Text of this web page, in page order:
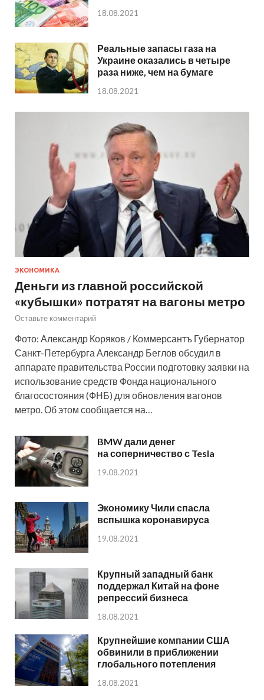
18.08.2021
Реальные запасы газа на
Украине оказались в четыре
раза ниже, чем на бумаге
18.08.2021
ЭКОНОМИКА
Деньги из главной российской
«кубышки» потратят на вагоны метро
Оставьте комментарий
Фото: Александр Коряков / Коммерсантъ Губернатор
Санкт-Петербурга Александр Беглов обсудил в
аппарате правительства России подготовку заявки на
использование средств Фонда национального
благосостояния (ФНБ) для обновления вагонов
метро. Об этом сообщается на…
BMW дали денег
на соперничество с Tesla
19.08.2021
Экономику Чили спасла
вспышка коронавируса
19.08.2021
Крупный западный банк
поддержал Китай на фоне
репрессий бизнеса
18.08.2021
Крупнейшие компании США
обвинили в приближении
глобального потепления
18.08.2021